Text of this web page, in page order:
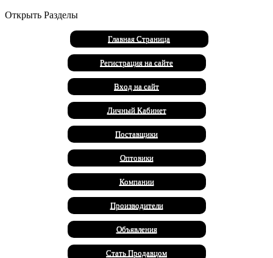
Открыть Разделы
Главная Страница
Регистрация на сайте
Вход на сайт
Личный Кабинет
Поставщики
Оптовики
Компании
Производители
Объявления
Стать Продавцом